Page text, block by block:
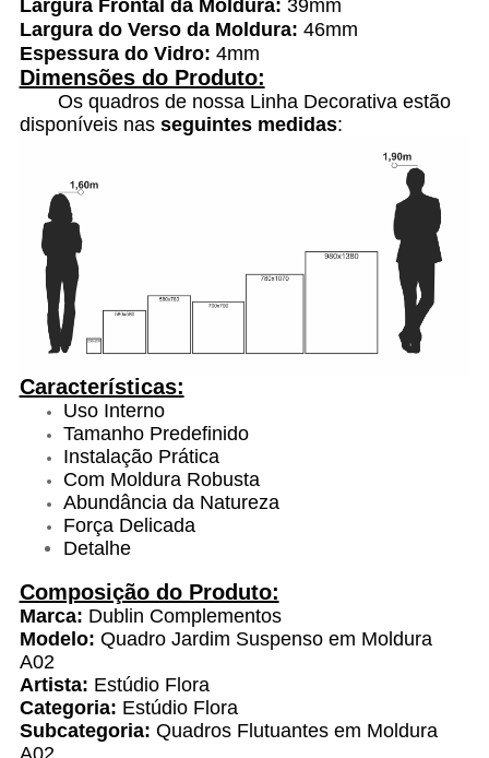
Largura Frontal da Moldura: 39mm
Largura do Verso da Moldura: 46mm
Espessura do Vidro: 4mm
Dimensões do Produto:
Os quadros de nossa Linha Decorativa estão
disponíveis nas seguintes medidas:
Características:
Uso Interno
Tamanho Predefinido
Instalação Prática
Com Moldura Robusta
Abundância da Natureza
Força Delicada
Detalhe
Composição do Produto:
Marca: Dublin Complementos
Modelo: Quadro Jardim Suspenso em Moldura
A02
Artista: Estúdio Flora
Categoria: Estúdio Flora
Subcategoria: Quadros Flutuantes em Moldura
A02